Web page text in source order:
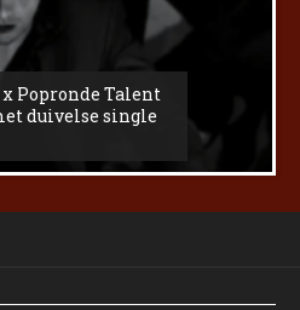
Popronde Talent
duivelse single